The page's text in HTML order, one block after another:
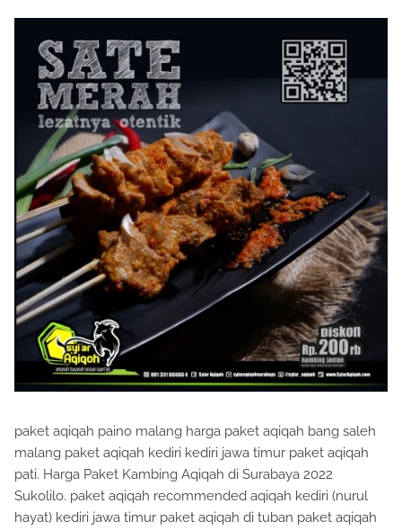
paket aqiqah paino malang harga paket aqiqah bang saleh
malang paket aqiqah kediri kediri jawa timur paket aqiqah
pati. Harga Paket Kambing Aqiqah di Surabaya 2022
Sukolilo. paket aqiqah recommended aqiqah kediri (nurul
hayat) kediri jawa timur paket aqiqah di tuban paket aqiqah